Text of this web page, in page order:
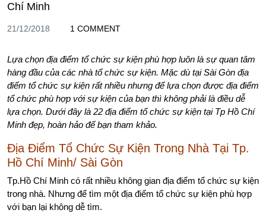
Chí Minh
21/12/2018 1 COMMENT
Lựa chọn địa điểm tổ chức sự kiện phù hợp luôn là sự quan tâm
hàng đầu của các nhà tổ chức sự kiện. Mặc dù tại Sài Gòn địa
điểm tổ chức sự kiện rất nhiều nhưng để lựa chọn được địa điểm
tổ chức phù hợp với sự kiện của bạn thì không phải là điều dễ
lựa chọn. Dưới đây là 22 địa điểm tổ chức sự kiện tại Tp Hồ Chí
Minh đẹp, hoàn hảo để bạn tham khảo.
Địa Điểm Tổ Chức Sự Kiện Trong Nhà Tại Tp.
Hồ Chí Minh/ Sài Gòn
Tp.Hồ Chí Minh có rất nhiều không gian địa điểm tổ chức sự kiện
trong nhà. Nhưng để tìm một địa điểm tổ chức sự kiện phù hợp
với bạn lại không dễ tìm.